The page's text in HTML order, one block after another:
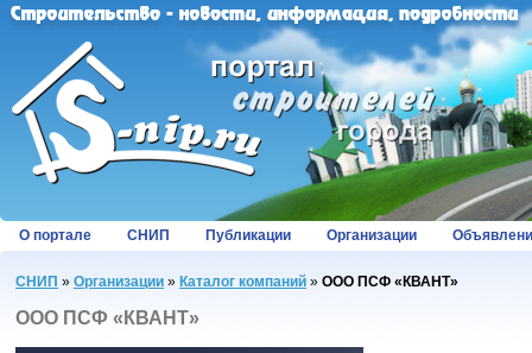
О портале СНИП Публикации Организации
СНИП » Организации » Каталог компаний » ООО ПСФ «КВАНТ»
ООО ПСФ «КВАНТ»